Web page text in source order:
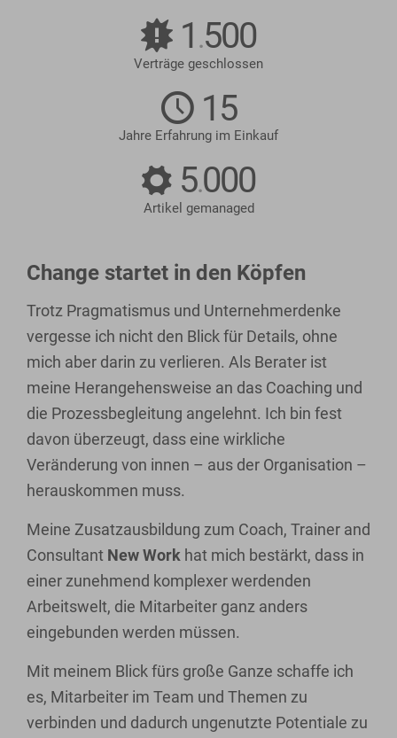
1.500
Verträge geschlossen
15
Jahre Erfahrung im Einkauf
5.000
Artikel gemanaged
Change startet in den Köpfen
Trotz Pragmatismus und Unternehmerdenke
vergesse ich nicht den Blick für Details, ohne
mich aber darin zu verlieren. Als Berater ist
meine Herangehensweise an das Coaching und
die Prozessbegleitung angelehnt. Ich bin fest
davon überzeugt, dass eine wirkliche
Veränderung von innen – aus der Organisation –
herauskommen muss.
Meine Zusatzausbildung zum Coach, Trainer and
Consultant New Work hat mich bestärkt, dass in
einer zunehmend komplexer werdenden
Arbeitswelt, die Mitarbeiter ganz anders
eingebunden werden müssen.
Mit meinem Blick fürs große Ganze schaffe ich
es, Mitarbeiter im Team und Themen zu
verbinden und dadurch ungenutzte Potentiale zu